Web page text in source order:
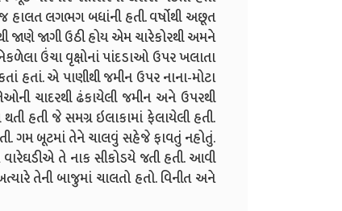
હાલત લગભગ બધાંની હતી. વર્ષોથી અછૂત
જાગી ઉઠી હોય એમ ચારેકોરથી અમને
ઉંચા વૃક્ષોનાં પાંદડાઓ ઉપર ખલાતા
હતાં. એ પાણીથી જમીન ઉપર નાના-મોટા
ચાદરથી ઢંકાયેલી જમીન અને ઉપરથી
હતી જે સમગ્ર ઇલાકામાં ફેલાયેલી હતી.
ગમ બૂટમાં તેને ચાલવું સહેજે ફાવતું નહોતું.
તે નાક સીકોડયે જતી હતી. આવી
તેની બાજુમાં ચાલતો હતો. વિનીત અને